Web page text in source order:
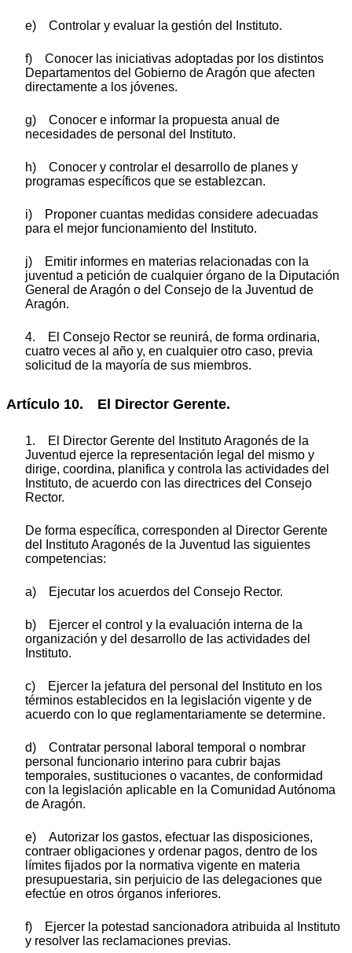
e) Controlar y evaluar la gestión del Instituto.
f) Conocer las iniciativas adoptadas por los distintos
Departamentos del Gobierno de Aragón que afecten
directamente a los jóvenes.
g) Conocer e informar la propuesta anual de
necesidades de personal del Instituto.
h) Conocer y controlar el desarrollo de planes y
programas específicos que se establezcan.
i) Proponer cuantas medidas considere adecuadas
para el mejor funcionamiento del Instituto.
j) Emitir informes en materias relacionadas con la
juventud a petición de cualquier órgano de la Diputación
General de Aragón o del Consejo de la Juventud de
Aragón.
4. El Consejo Rector se reunirá, de forma ordinaria,
cuatro veces al año y, en cualquier otro caso, previa
solicitud de la mayoría de sus miembros.
Artículo 10. El Director Gerente.
1. El Director Gerente del Instituto Aragonés de la
Juventud ejerce la representación legal del mismo y
dirige, coordina, planifica y controla las actividades del
Instituto, de acuerdo con las directrices del Consejo
Rector.
De forma específica, corresponden al Director Gerente
del Instituto Aragonés de la Juventud las siguientes
competencias:
a) Ejecutar los acuerdos del Consejo Rector.
b) Ejercer el control y la evaluación interna de la
organización y del desarrollo de las actividades del
Instituto.
c) Ejercer la jefatura del personal del Instituto en los
términos establecidos en la legislación vigente y de
acuerdo con lo que reglamentariamente se determine.
d) Contratar personal laboral temporal o nombrar
personal funcionario interino para cubrir bajas
temporales, sustituciones o vacantes, de conformidad
con la legislación aplicable en la Comunidad Autónoma
de Aragón.
e) Autorizar los gastos, efectuar las disposiciones,
contraer obligaciones y ordenar pagos, dentro de los
límites fijados por la normativa vigente en materia
presupuestaria, sin perjuicio de las delegaciones que
efectúe en otros órganos inferiores.
f) Ejercer la potestad sancionadora atribuida al Instituto
y resolver las reclamaciones previas.